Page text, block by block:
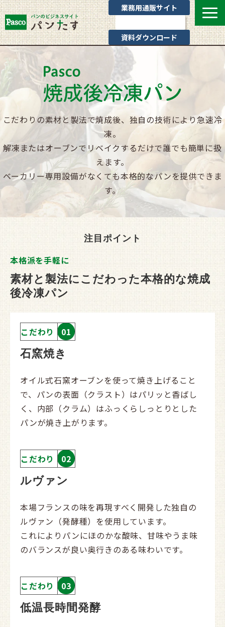
業務用通販サイト
資料ダウンロード
選ばれる理由
業態別提案
カテゴリ一覧
お役立ちブログ
Pascoのサポート
通販サイトのご案内
よくあるご質問
こだわりの素材と製法で焼成後、独自の技術により急速冷
凍。
解凍またはオーブンでリベイクするだけで誰でも簡単に扱
えます。
ベーカリー専用設備がなくても本格的なパンを提供できま
す。
注目ポイント
本格派を手軽に
素材と製法にこだわった本格的な焼成
後冷凍パン
こだわり 01
石窯焼き
オイル式石窯オーブンを使って焼き上げること
で、パンの表面（クラスト）はパリッと香ばし
く、内部（クラム）はふっくらしっとりとした
パンが焼き上がります。
こだわり 02
ルヴァン
本場フランスの味を再現すべく開発した独自の
ルヴァン（発酵種）を使用しています。
これによりパンにほのかな酸味、甘味やうま味
のバランスが良い奥行きのある味わいです。
こだわり 03
低温長時間発酵